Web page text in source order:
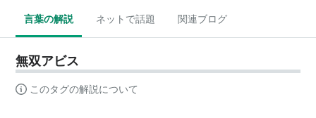
言葉の解説 ネットで話題 関連ブログ
無双アビス
このタグの解説について